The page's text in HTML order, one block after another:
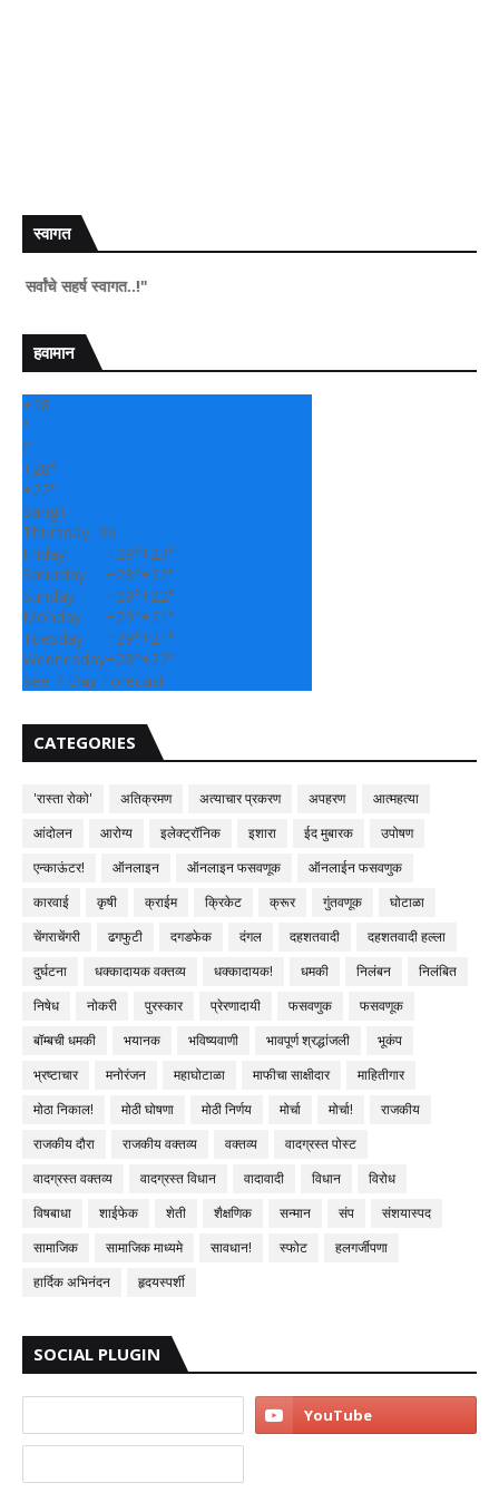
स्वागत
सहर्ष स्वागत..!"
हवामान
+28
°
C
+28°
+22°
Sangli
Thursday, 06
Friday
+29°+23°
Saturday
+28°+22°
Sunday
+29°+22°
Monday
+29°+21°
Tuesday
+29°+21°
Wednesday+28°+22°
See 7-Day Forecast
CATEGORIES
'रास्ता रोको' अतिक्रमण अत्याचार प्रकरण अपहरण
आत्महत्या
आंदोलन
आरोग्य इलेक्ट्रॉनिक इशारा ईद मुबारक
उपोषण
एन्काऊंटर!
ऑनलाइन ऑनलाइन फसवणूक
ऑनलाईन फसवणुक
कारवाई
कृषी क्राईम क्रिकेट क्रूर गुंतवणूक
घोटाळा
चेंगराचेंगरी
ढगफुटी दगडफेक दंगल दहशतवादी
दहशतवादी हल्ला
दुर्घटना
धक्कादायक वक्तव्य धक्कादायक! धमकी निलंबन
निलंबित
निषेध
नोकरी पुरस्कार प्रेरणादायी फसवणुक
फसवणूक
बॉम्बची धमकी
भयानक भविष्यवाणी भावपूर्ण श्रद्धांजली
भूकंप
भ्रष्टाचार
मनोरंजन महाघोटाळा माफीचा साक्षीदार
माहितीगार
मोठा निकाल!
मोठी घोषणा मोठी निर्णय मोर्चा मोर्चा!
राजकीय
राजकीय दौरा
राजकीय वक्तव्य वक्तव्य
वादग्रस्त पोस्ट
वादग्रस्त वक्तव्य
वादग्रस्त विधान वादावादी विधान
विरोध
विषबाधा
शाईफेक शेती शैक्षणिक सन्मान संप
संशयास्पद
सामाजिक
सामाजिक माध्यमे सावधान! स्फोट
हलगर्जीपणा
हार्दिक अभिनंदन
हृदयस्पर्शी
SOCIAL PLUGIN